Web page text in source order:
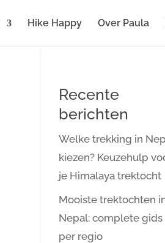
Hike Happy Over Paula
Recente
berichten
Welke trekking in
kiezen? Keuzehulp
je Himalaya trektocht
Mooiste trektochten
Nepal: complete gids
per regio